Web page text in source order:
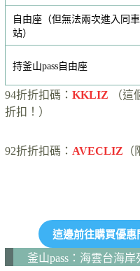
自由座（但無法兩次進入同車
站）
持釜山pass自由座
94折折扣碼： KKLIZ （這
折扣！）
92折折扣碼： AVECLIZ （
這邊前往購買優惠
釜山pass：海雲台海